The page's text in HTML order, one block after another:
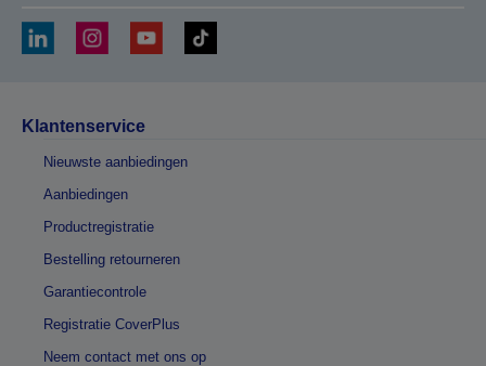
Klantenservice
Nieuwste aanbiedingen
Aanbiedingen
Productregistratie
Bestelling retourneren
Garantiecontrole
Registratie CoverPlus
Neem contact met ons op